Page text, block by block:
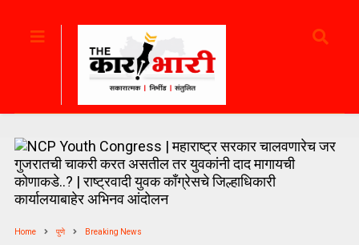
Home पुणे Breaking News